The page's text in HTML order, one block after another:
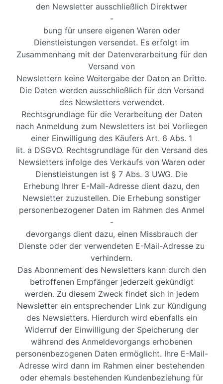
den Newsletter ausschließlich Direktwer
-
bung für unsere eigenen Waren oder
Dienstleistungen versendet. Es erfolgt im
Zusammenhang mit der Datenverarbeitung für den
Versand von
Newslettern keine Weitergabe der Daten an Dritte.
Die Daten werden ausschließlich für den Versand
des Newsletters verwendet.
Rechtsgrundlage für die Verarbeitung der Daten
nach Anmeldung zum Newsletters ist bei Vorliegen
einer Einwilligung des Käufers Art. 6 Abs. 1
lit. a DSGVO. Rechtsgrundlage für den Versand des
Newsletters infolge des Verkaufs von Waren oder
Dienstleistungen ist § 7 Abs. 3 UWG. Die
Erhebung Ihrer E-Mail-Adresse dient dazu, den
Newsletter zuzustellen. Die Erhebung sonstiger
personenbezogener Daten im Rahmen des Anmel
-
devorgangs dient dazu, einen Missbrauch der
Dienste oder der verwendeten E-Mail-Adresse zu
verhindern.
Das Abonnement des Newsletters kann durch den
betroffenen Empfänger jederzeit gekündigt
werden. Zu diesem Zweck findet sich in jedem
Newsletter ein entsprechender Link zur Kündigung
des Newsletters. Hierdurch wird ebenfalls ein
Widerruf der Einwilligung der Speicherung der
während des Anmeldevorgangs erhobenen
personenbezogenen Daten ermöglicht. Ihre E-Mail-
Adresse wird dann im Rahmen einer bestehenden
oder ehemals bestehenden Kundenbeziehung für